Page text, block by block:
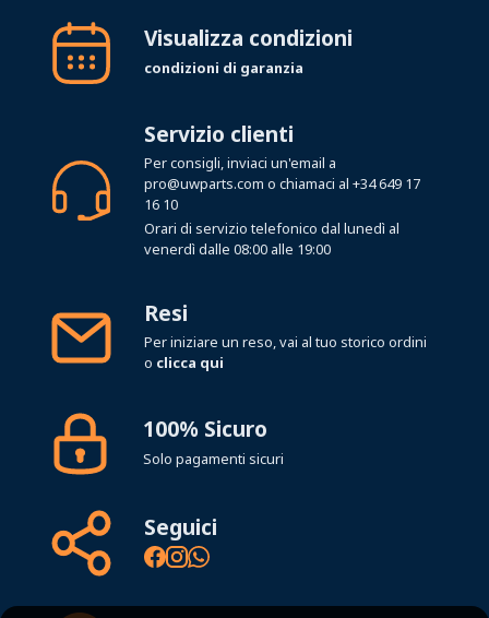
Visualizza condizioni
condizioni di garanzia
Servizio clienti
Per consigli, inviaci un'email a
pro@uwparts.com o chiamaci al +34 649 17
16 10
Orari di servizio telefonico dal lunedì al
venerdì dalle 08:00 alle 19:00
Resi
Per iniziare un reso, vai al tuo storico ordini
o clicca qui
100% Sicuro
Solo pagamenti sicuri
Seguici